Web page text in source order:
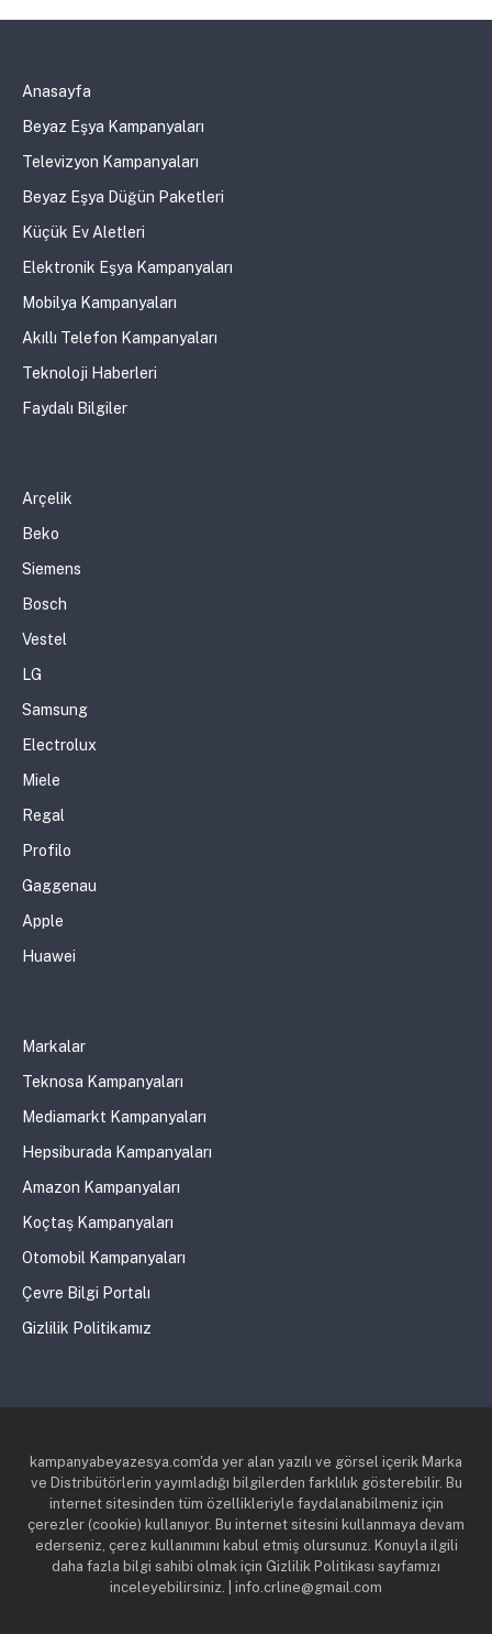
Anasayfa
Beyaz Eşya Kampanyaları
Televizyon Kampanyaları
Beyaz Eşya Düğün Paketleri
Küçük Ev Aletleri
Elektronik Eşya Kampanyaları
Mobilya Kampanyaları
Akıllı Telefon Kampanyaları
Teknoloji Haberleri
Faydalı Bilgiler
Arçelik
Beko
Siemens
Bosch
Vestel
LG
Samsung
Electrolux
Miele
Regal
Profilo
Gaggenau
Apple
Huawei
Markalar
Teknosa Kampanyaları
Mediamarkt Kampanyaları
Hepsiburada Kampanyaları
Amazon Kampanyaları
Koçtaş Kampanyaları
Otomobil Kampanyaları
Çevre Bilgi Portalı
Gizlilik Politikamız
kampanyabeyazesya.com'da yer alan yazılı ve görsel içerik Marka
ve Distribütörlerin yayımladığı bilgilerden farklılık gösterebilir. Bu
internet sitesinden tüm özellikleriyle faydalanabilmeniz için
çerezler (cookie) kullanıyor. Bu internet sitesini kullanmaya devam
ederseniz, çerez kullanımını kabul etmiş olursunuz. Konuyla ilgili
daha fazla bilgi sahibi olmak için Gizlilik Politikası sayfamızı
inceleyebilirsiniz. | info.crline@gmail.com